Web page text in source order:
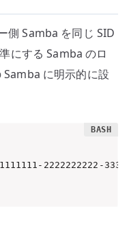
側 Samba を同じ SID
にする Samba のロ
に明示的に設
2222222222-